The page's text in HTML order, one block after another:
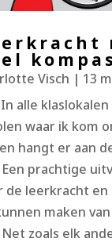
kompas
Visch | 13
alle klaslokalen
waar ik kom
hangt er aan
prachtige
de leerkracht
maken
zoals elk